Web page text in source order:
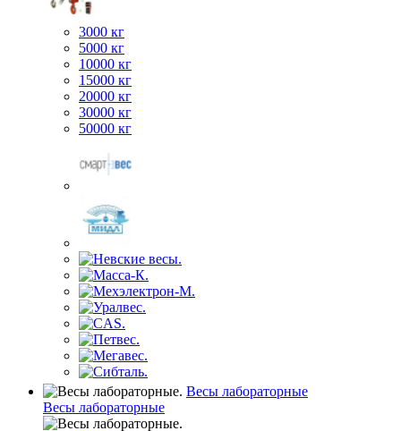
3000 кг
5000 кг
10000 кг
15000 кг
20000 кг
30000 кг
50000 кг
Весы лабораторные
Весы лабораторные